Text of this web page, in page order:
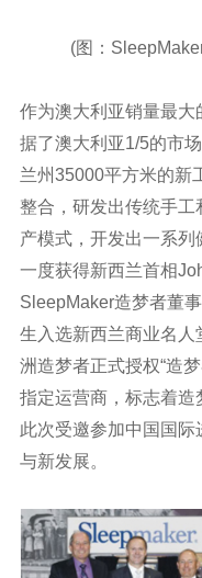
(图：
作为澳大利亚销量最
据了澳大利亚1/5的市
兰州35000平方米的新
整合，研发出传统手工
产模式，开发出一系列
一度获得新西兰首相
SleepMaker造梦者董
生入选新西兰商业名
洲造梦者正式授权“造
指定运营商，标志着造
此次受邀参加中国国
与新发展。